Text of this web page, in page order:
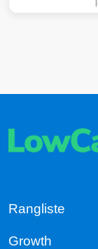
Rangliste
Growth